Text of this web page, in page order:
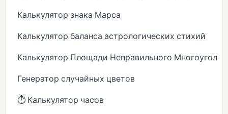
Калькулятор знака Марса
Калькулятор баланса астрологических стихий
Калькулятор Площади Неправильного
Генератор случайных цветов
⏱️ Калькулятор часов